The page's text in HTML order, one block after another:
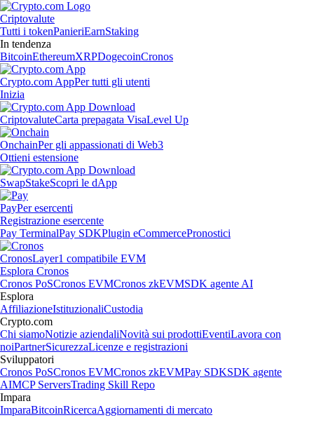
Criptovalute
Tutti i tokenPanieriEarnStaking
In tendenza
BitcoinEthereumXRPDogecoinCronos
Crypto.com AppPer tutti gli utenti
Inizia
CriptovaluteCarta prepagata VisaLevel Up
OnchainPer gli appassionati di Web3
Ottieni estensione
SwapStakeScopri le dApp
PayPer esercenti
Registrazione esercente
Pay TerminalPay SDKPlugin eCommercePronostici
CronosLayer1 compatibile EVM
Esplora Cronos
Cronos PoSCronos EVMCronos zkEVMSDK agente AI
Esplora
AffiliazioneIstituzionaliCustodia
Crypto.com
Chi siamoNotizie aziendaliNovità sui prodottiEventiLavora con
noiPartnerSicurezzaLicenze e registrazioni
Sviluppatori
Cronos PoSCronos EVMCronos zkEVMPay SDKSDK agente
AIMCP ServersTrading Skill Repo
Impara
ImparaBitcoinRicercaAggiornamenti di mercato